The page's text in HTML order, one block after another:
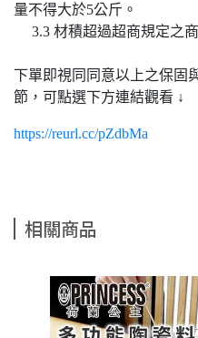
量不得大於5公斤。
3.3 材積超過超商規定之
下單即視同同意以上之保固
節，可點選下方連結觀看 ↓
https://reurl.cc/pZdbMa
相關商品